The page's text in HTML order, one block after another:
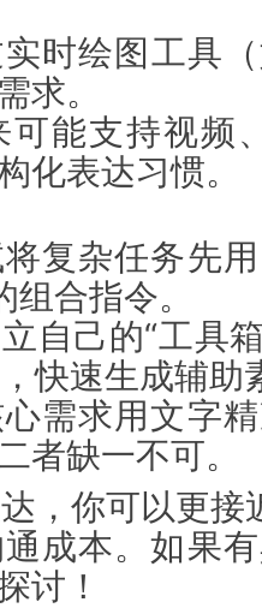
实时绘图工具
求。
可能支持视频
化表达习惯。
将复杂任务先
合指令。
自己的“工具
快速生成辅助
心需求用文字
者缺一不可。
，你可以更接
成本。如果
讨！